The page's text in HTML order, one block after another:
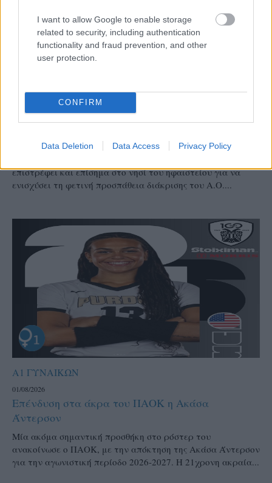
I want to allow Google to enable storage
related to security, including authentication
functionality and fraud prevention, and other
user protection.
CONFIRM
Data Deletion Data Access Privacy Policy
Α1 ΓΥΝΑΙΚΩΝ
05/08/2026
Η Καλαπόδα, «μία φίλη απ’ τα παλιά», ορθώνει
το ανάστημά της ξανά στη Σαντορίνη
επιστρέφει και επίσημα στο νησί του ηφαιστείου για να
ενισχύσει τη φετινή προσπάθεια διάκρισης του Α.Ο....
Α1 ΓΥΝΑΙΚΩΝ
01/08/2026
Επένδυση στα άκρα του ΠΑΟΚ η Ακάσα
Άντερσον
Μία ακόμα σημαντική προσθήκη στο ρόστερ του
ανακοίνωσε ο ΠΑΟΚ, με την απόκτηση της Ακάσα Άντερσον
για την αγωνιστική περίοδο 2026-2027. Η 21χρονη ακραία...